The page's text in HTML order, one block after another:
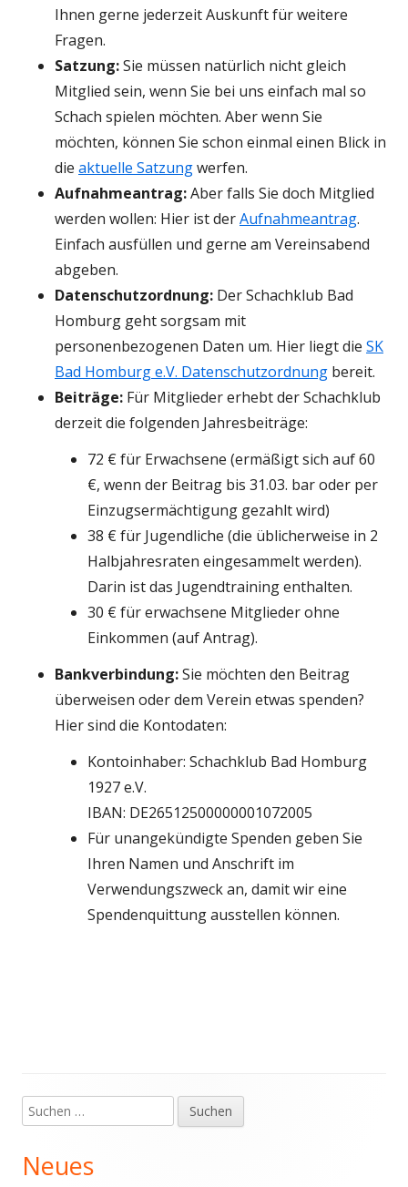
öffnen
Ihnen gerne jederzeit Auskunft für weitere
Fragen.
Satzung:Sie müssen natürlich nicht gleich
Mitglied sein, wenn Sie bei uns einfach mal so
Schach spielen möchten. Aber wenn Sie
möchten, können Sie schon einmal einen Blick in
die aktuelle Satzungwerfen.
Aufnahmeantrag:Aber falls Sie doch Mitglied
werden wollen: Hier ist derAufnahmeantrag.
Einfach ausfüllen und gerne am Vereinsabend
abgeben.
Datenschutzordnung: Der Schachklub Bad
Homburg geht sorgsam mit
personenbezogenen Daten um. Hier liegt die SK
Bad Homburg e.V. Datenschutzordnung bereit.
Beiträge: Für Mitglieder erhebt der Schachklub
derzeit die folgenden Jahresbeiträge:
72 € für Erwachsene (ermäßigt sich auf 60
€, wenn der Beitrag bis 31.03. bar oder per
Einzugsermächtigung gezahlt wird)
38 € für Jugendliche (die üblicherweise in 2
Halbjahresraten eingesammelt werden).
Darin ist das Jugendtraining enthalten.
30 € für erwachsene Mitglieder ohne
Einkommen (auf Antrag).
Bankverbindung:Sie möchten den Beitrag
überweisen oder dem Verein etwas spenden?
Hier sind die Kontodaten:
Kontoinhaber: Schachklub Bad Homburg
1927 e.V.
IBAN: DE26512500000001072005
Für unangekündigte Spenden geben Sie
Ihren Namen und Anschrift im
Verwendungszweck an, damit wir eine
Spendenquittung ausstellen können.
Haupt-
Seitenleiste
Suchen
nach:
Neues